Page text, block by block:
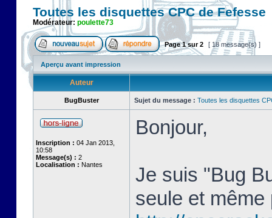
Toutes les disquettes CPC de Fefesse
Modérateur: poulette73
Page1sur2 [ 18 message(s) ]
Aperçu avant impression
Auteur
BugBuster Sujet du message : Toutes les disquettes
Inscription : 04 Jan 2013,
10:58
Message(s) : 2
Localisation : Nantes
Bonjour,
Je suis "Bug
seule et même